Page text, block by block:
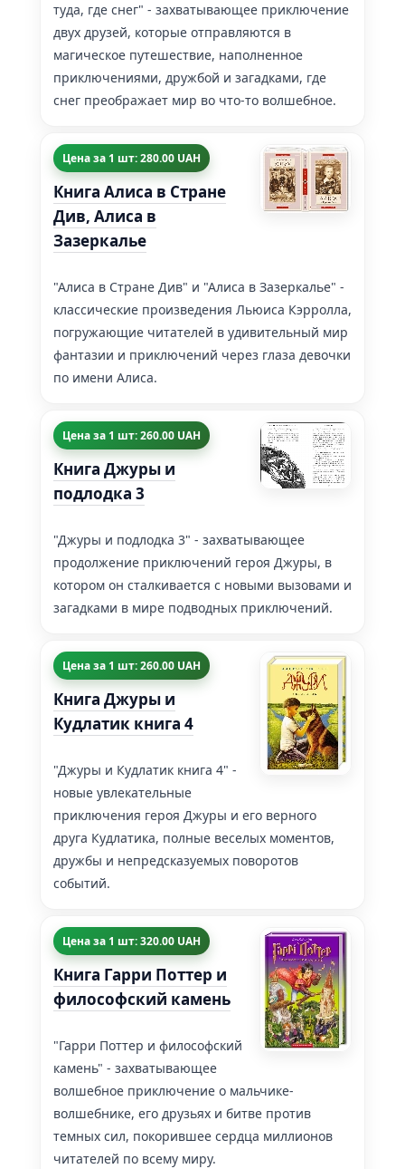
туда, где снег" - захватывающее приключение
двух друзей, которые отправляются в
магическое путешествие, наполненное
приключениями, дружбой и загадками, где
снег преображает мир во что-то волшебное.
Цена за 1 шт: 280.00 UAH
Книга Алиса в Стране
Див, Алиса в
Зазеркалье
"Алиса в Стране Див" и "Алиса в Зазеркалье" -
классические произведения Льюиса Кэрролла,
погружающие читателей в удивительный мир
фантазии и приключений через глаза девочки
по имени Алиса.
Цена за 1 шт: 260.00 UAH
Книга Джуры и
подлодка 3
"Джуры и подлодка 3" - захватывающее
продолжение приключений героя Джуры, в
котором он сталкивается с новыми вызовами и
загадками в мире подводных приключений.
Цена за 1 шт: 260.00 UAH
Книга Джуры и
Кудлатик книга 4
"Джуры и Кудлатик книга 4" -
новые увлекательные
приключения героя Джуры и его верного
друга Кудлатика, полные веселых моментов,
дружбы и непредсказуемых поворотов
событий.
Цена за 1 шт: 320.00 UAH
Книга Гарри Поттер и
философский камень
"Гарри Поттер и философский
камень" - захватывающее
волшебное приключение о мальчике-
волшебнике, его друзьях и битве против
темных сил, покорившее сердца миллионов
читателей по всему миру.